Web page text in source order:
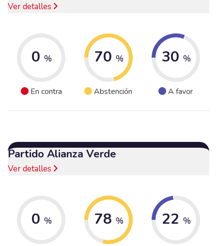
Ver detalles
0 %
En contra
70 %
Abstención
30 %
A favor
Partido Alianza Verde
Ver detalles
0 % 78 % 22 %